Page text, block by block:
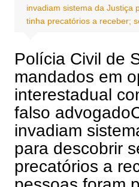
invadiam sistema da Justiça
tinha precatórios a receber;
Polícia Civil de
mandados em
interestadual
falso
invadiam
para descobrir
precatórios a